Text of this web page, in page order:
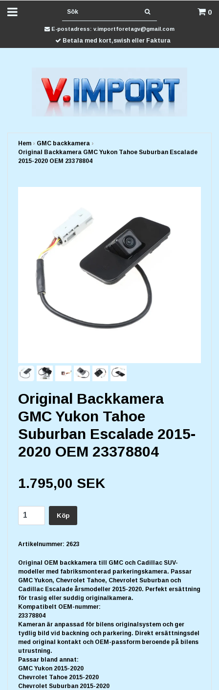
0
E-postadress: v.importforetagv@gmail.com
Betala med kort,swish eller Faktura
Hem › GMC backkamera ›
Original Backkamera GMC Yukon Tahoe Suburban Escalade
2015-2020 OEM 23378804
Original Backkamera
GMC Yukon Tahoe
Suburban Escalade 2015-
2020 OEM 23378804
1.795,00 SEK
Köp
Artikelnummer: 2623
Original OEM backkamera till GMC och Cadillac SUV-
modeller med fabriksmonterad parkeringskamera. Passar
GMC Yukon, Chevrolet Tahoe, Chevrolet Suburban och
Cadillac Escalade årsmodeller 2015-2020. Perfekt ersättning
för trasig eller suddig originalkamera.
Kompatibelt OEM-nummer:
23378804
Kameran är anpassad för bilens originalsystem och ger
tydlig bild vid backning och parkering. Direkt ersättningsdel
med original kontakt och OEM-passform beroende på bilens
utrustning.
Passar bland annat:
GMC Yukon 2015-2020
Chevrolet Tahoe 2015-2020
Chevrolet Suburban 2015-2020